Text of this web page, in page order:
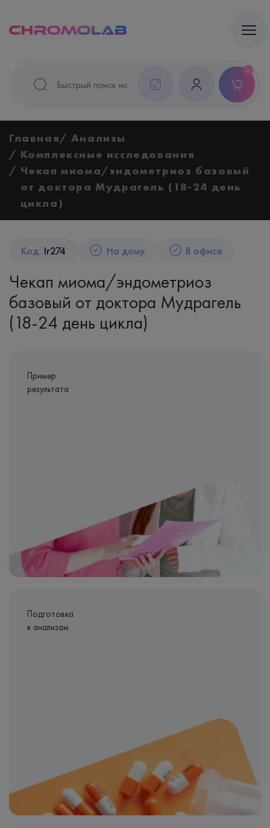
0
Главная
Анализы
Комплексные исследования
Чекап миома/эндометриоз базовый
от доктора Мудрагель (18-24 день
цикла)
Код: Ir274 На дому В офисе
Чекап миома/эндометриоз
базовый от доктора Мудрагель
(18-24 день цикла)
Пример
результата
Подготовка
к анализам